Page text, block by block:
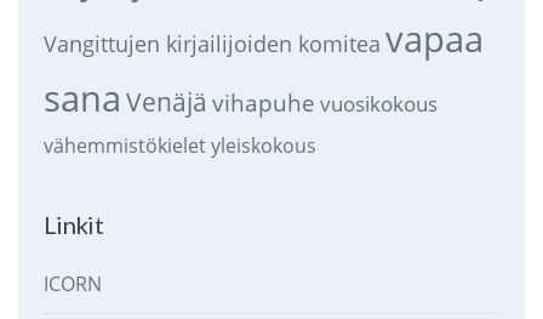
Vangittujen kirjailijoiden komitea vapaa
sana Venäjä vihapuhe vuosikokous
vähemmistökieletyleiskokous
Linkit
ICORN